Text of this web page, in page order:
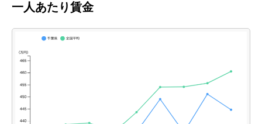
一人あたり賃金